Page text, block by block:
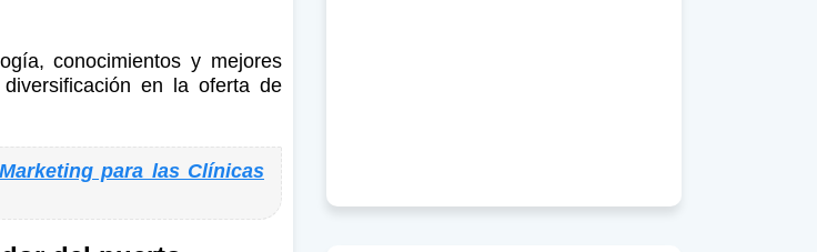
conocimientos y mejores
en la oferta de
para las Clínicas